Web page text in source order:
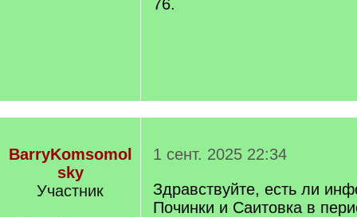
76.
BarryKomsomol
sky
Участник
1 сент. 2025 22:34
Здравствуйте, есть ли
Починки и Саитовка в